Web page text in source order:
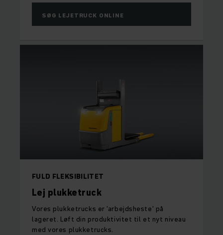
SØG LEJETRUCK ONLINE
FULD FLEKSIBILITET
Lej plukketruck
Vores plukketrucks er 'arbejdsheste' på
lageret. Løft din produktivitet til et nyt niveau
med vores plukketrucks.